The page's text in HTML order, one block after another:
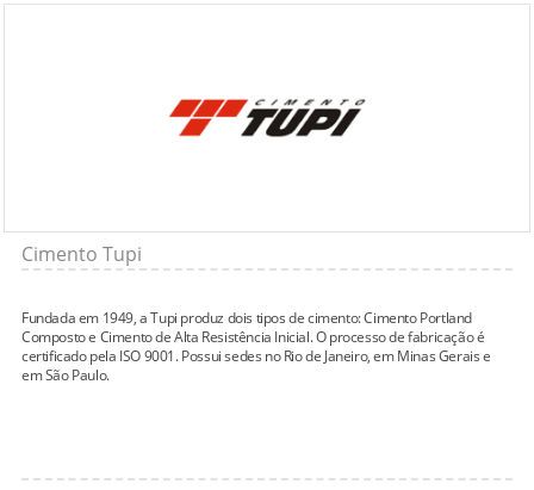
Cimento Tupi
Fundada em 1949, a Tupi produz dois tipos de cimento: Cimento Portland
Composto e Cimento de Alta Resistência Inicial. O processo de fabricação é
certificado pela ISO 9001. Possui sedes no Rio de Janeiro, em Minas Gerais e
em São Paulo.